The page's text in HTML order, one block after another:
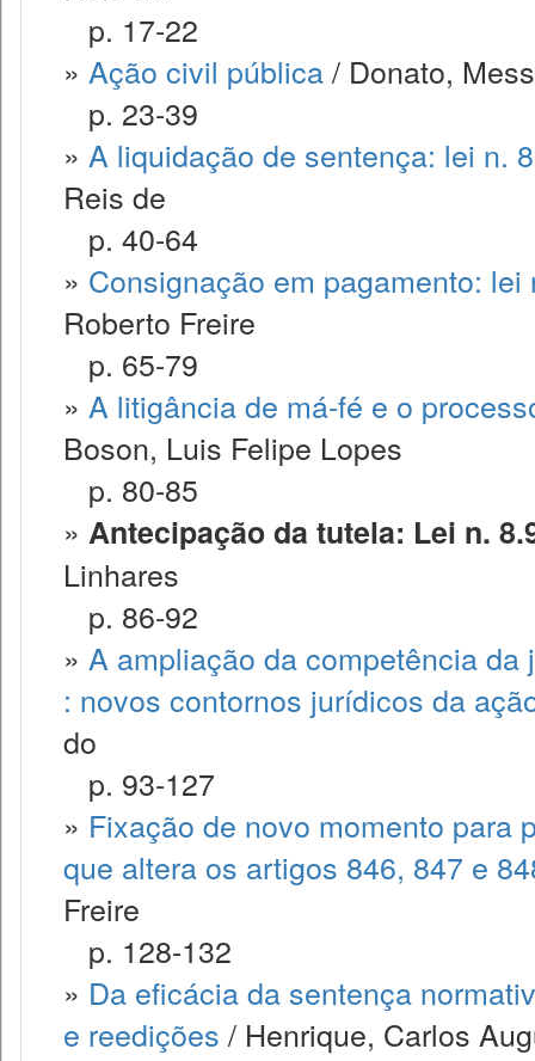
p. 17-22
» Ação civil pública/ Donato,
p. 23-39
» A liquidação de sentença: lei n.
Reis de
p. 40-64
» Consignação em pagamento:
Roberto Freire
p. 65-79
» A litigância de má-fé e o
Boson, Luis Felipe Lopes
p. 80-85
» Antecipação da tutela: Lei n.
Linhares
p. 86-92
» A ampliação da competência
: novos contornos jurídicos da
do
p. 93-127
» Fixação de novo momento para
que altera os artigos 846, 847 e
Freire
p. 128-132
» Da eficácia da sentença
e reedições / Henrique, Carlos